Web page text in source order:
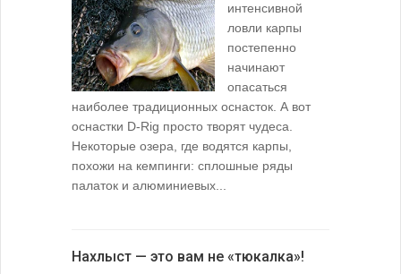
интенсивной
ловли карпы
постепенно
начинают
опасаться
наиболее традиционных оснасток. А вот
оснастки D-Rig просто творят чудеса.
Некоторые озера, где водятся карпы,
похожи на кемпинги: сплошные ряды
палаток и алюминиевых...
Нахлыст — это вам не «тюкалка»!